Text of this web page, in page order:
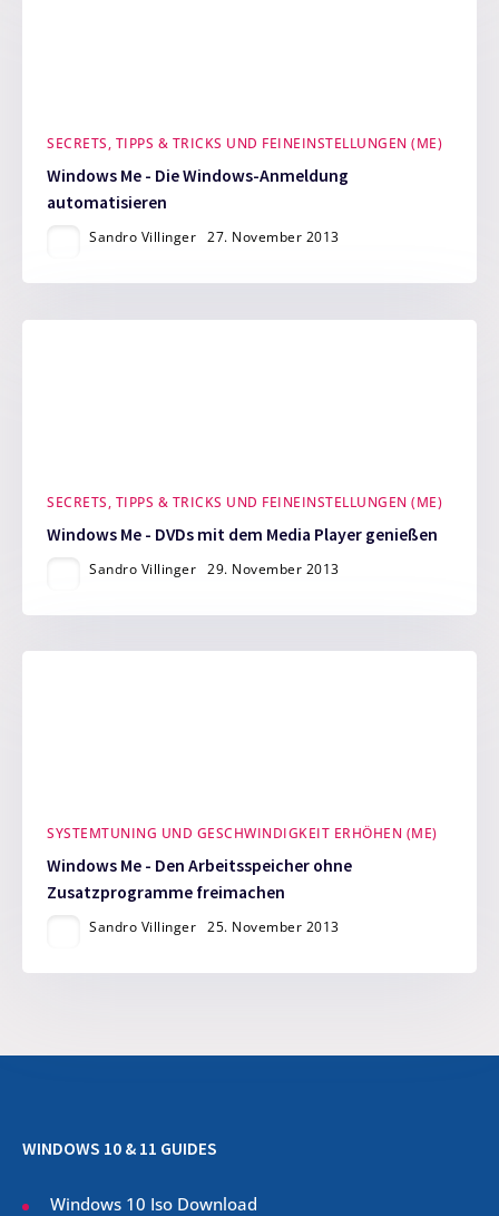
SECRETS, TIPPS & TRICKS UND FEINEINSTELLUNGEN (ME)
Windows Me - Die Windows-Anmeldung
automatisieren
Sandro Villinger 27. November 2013
SECRETS, TIPPS & TRICKS UND FEINEINSTELLUNGEN (ME)
Windows Me - DVDs mit dem Media Player genießen
Sandro Villinger 29. November 2013
SYSTEMTUNING UND GESCHWINDIGKEIT ERHÖHEN (ME)
Windows Me - Den Arbeitsspeicher ohne
Zusatzprogramme freimachen
Sandro Villinger 25. November 2013
WINDOWS 10 & 11 GUIDES
Windows 10 Iso Download